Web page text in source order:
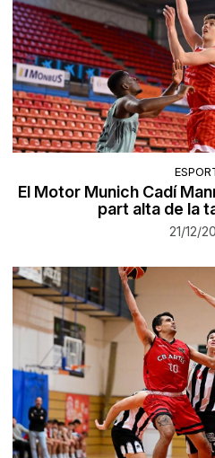
El Motor Munich Cadí
part alta de la
21/12/